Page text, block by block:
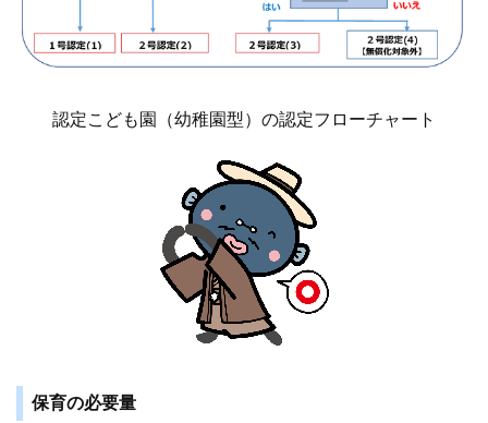
認定こども園（幼稚園型）の認定フローチャート
保育の必要量